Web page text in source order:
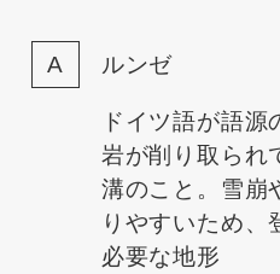
ルンゼ
ドイツ語が語源
岩が削り取られ
溝のこと。雪崩
りやすいため、
必要な地形